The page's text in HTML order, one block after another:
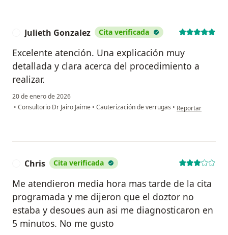
Julieth Gonzalez Cita verificada
Excelente atención. Una explicación muy
detallada y clara acerca del procedimiento a
realizar.
20 de enero de 2026
• Consultorio Dr Jairo Jaime • Cauterización de verrugas • en opinión del
Reportar
Chris Cita verificada
Me atendieron media hora mas tarde de la cita
programada y me dijeron que el doztor no
estaba y desoues aun asi me diagnosticaron en
5 minutos. No me gusto